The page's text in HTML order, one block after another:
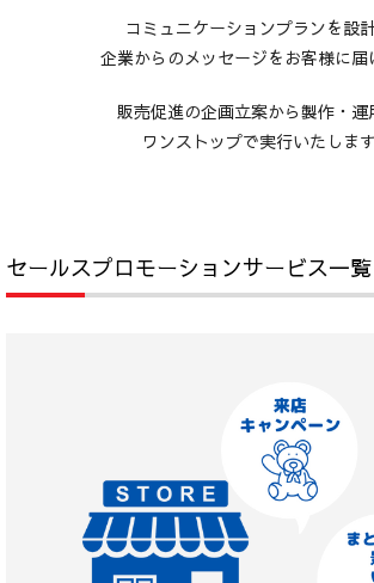
コミュニケーションプランを設計
企業からのメッセージをお客様に届
販売促進の企画立案から製作・運
ワンストップで実行いたします
セールスプロモーションサービス一覧